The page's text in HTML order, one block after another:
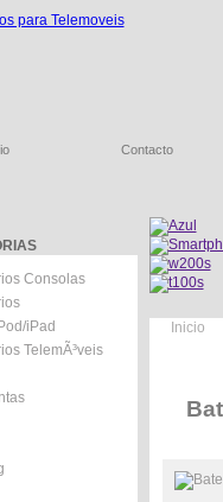
Contacto
Consolas
iPad
TelemÃ³veis
Inicio